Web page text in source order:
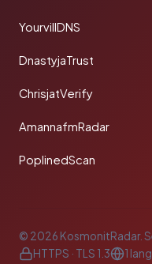
YourvillDNS
DnastyjaTrust
ChrisjatVerify
AmannafmRadar
PoplinedScan
© 2026 KosmonitRadar.
HTTPS · TLS 1.3
1